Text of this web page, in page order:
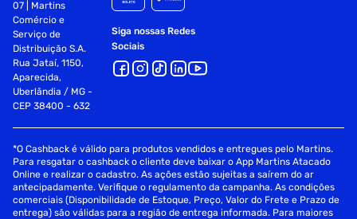
07 | Martins
Comércio e
Serviço de
Distribuição S.A.
Rua Jataí, 1150,
Aparecida,
Uberlândia / MG -
CEP 38400 - 632
Siga nossas Redes
Sociais
*O Cashback é válido para produtos vendidos e entregues pelo Martins.
Para resgatar o cashback o cliente deve baixar o App Martins Atacado
Online e realizar o cadastro. As ações estão sujeitas a saírem do ar
antecipadamente. Verifique o regulamento da campanha. As condições
comerciais (Disponibilidade de Estoque, Preço, Valor do Frete e Prazo de
entrega) são válidas para a região de entrega informada. Para maiores